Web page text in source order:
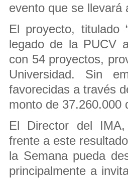
evento que se llevará
El proyecto, titulado
legado de la PUCV
con 54 proyectos,
Universidad. Sin
favorecidas a través
monto de 37.260.000
El Director del
frente a este
la Semana pueda
principalmente a